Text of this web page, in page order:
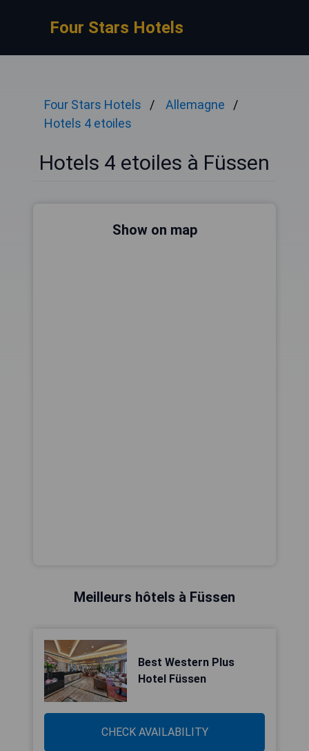
Four Stars Hotels
Four Stars Hotels
Allemagne
Hotels 4 etoiles
Hotels 4 etoiles à Füssen
Show on map
Meilleurs hôtels à Füssen
Best Western Plus
Hotel Füssen
CHECK AVAILABILITY